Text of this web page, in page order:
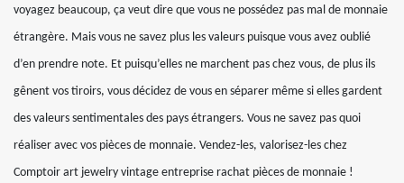
voyagez beaucoup, ça veut dire que vous ne possédez pas mal de monnaie
étrangère. Mais vous ne savez plus les valeurs puisque vous avez oublié
d’en prendre note. Et puisqu’elles ne marchent pas chez vous, de plus ils
gênent vos tiroirs, vous décidez de vous en séparer même si elles gardent
des valeurs sentimentales des pays étrangers. Vous ne savez pas quoi
réaliser avec vos pièces de monnaie. Vendez-les, valorisez-les chez
Comptoir art jewelry vintage entreprise rachat pièces de monnaie !